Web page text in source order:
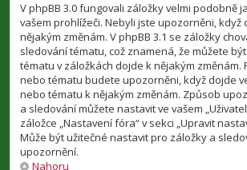
V phpBB 3.0 fungovali záložky velmi podobně
vašem prohlížeči. Nebyli jste upozorněni, když
nějakým změnám. V phpBB 3.1 se záložky
sledování tématu, což znamená, že můžete
tématu v záložkách dojde k nějakým změnám.
nebo tématu budete upozorněni, když dojde
nebo tématu k nějakým změnám. Způsob
a sledování můžete nastavit ve vašem
záložce „Nastavení fóra“ v sekci „Upravit
Může být užitečné nastavit pro záložky a
upozornění.
Nahoru